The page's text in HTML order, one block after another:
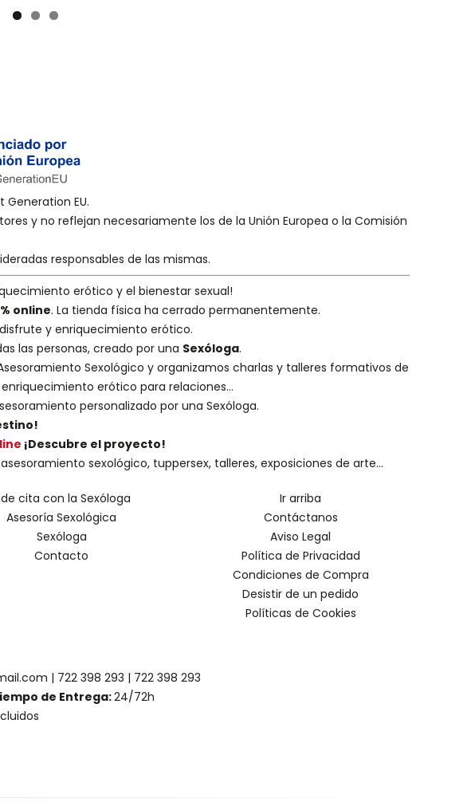
Generation EU.
y no reflejan necesariamente los de la Unión Europea o la Comisión
responsables de las mismas.
erótico y el bienestar sexual!
online. La tienda física ha cerrado permanentemente.
y enriquecimiento erótico.
las personas, creado por una Sexóloga.
Sexológico y organizamos charlas y talleres formativos de
erótico para relaciones...
personalizado por una Sexóloga.
¡Descubre el proyecto!
sexológico, tuppersex, talleres, exposiciones de arte...
cita con la Sexóloga
Asesoría Sexológica
Sexóloga
Contacto
Ir arriba
Contáctanos
Aviso Legal
Política de Privacidad
Condiciones de Compra
Desistir de un pedido
Políticas de Cookies
| 722 398 293 | 722 398 293
de Entrega:24/72h